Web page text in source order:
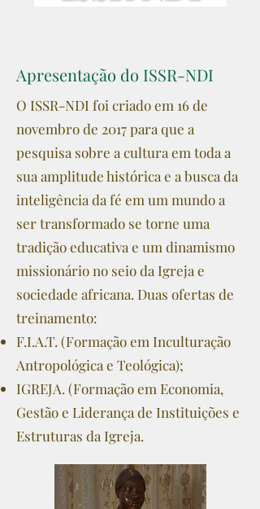
Apresentação do ISSR-NDI
O ISSR-NDI foi criado em 16 de
novembro de 2017 para que a
pesquisa sobre a cultura em toda a
sua amplitude histórica e a busca da
inteligência da fé em um mundo a
ser transformado se torne uma
tradição educativa e um dinamismo
missionário no seio da Igreja e
sociedade africana. Duas ofertas de
treinamento:
F.I.A.T. (Formação em Inculturação
Antropológica e Teológica);
IGREJA. (Formação em Economia,
Gestão e Liderança de Instituições e
Estruturas da Igreja.